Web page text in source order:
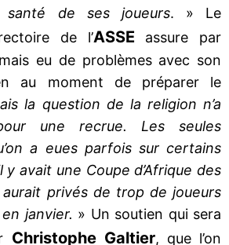
de ses joueurs. » Le
de l’ASSE
assure par
eu de problèmes avec son
au moment de préparer le
la question de la religion n’a
une recrue. Les seules
a eues parfois sur certains
y avait une Coupe d’Afrique des
privés de trop de joueurs
janvier. » Un soutien qui sera
Christophe Galtier, que l’on